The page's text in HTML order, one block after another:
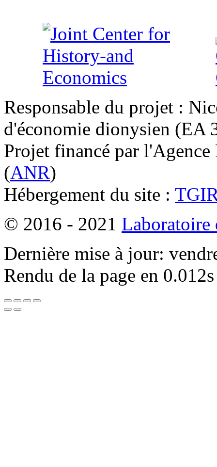
Responsable du projet :
d'économie dionysien
Projet financé par l'Agence
(ANR)
Hébergement du site :
© 2016 - 2021 Laboratoire
Dernière mise à jour:
Rendu de la page en 0.012s